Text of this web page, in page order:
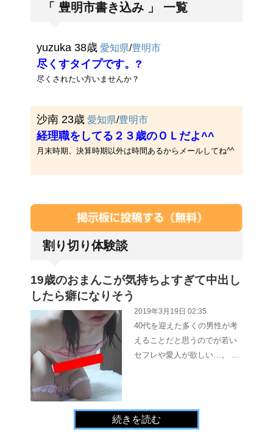
「 豊明市書き込み 」 一覧
yuzuka 38歳 愛知県/豊明市
尽くすタイプです。?
尽くされたい方いませんか？
沙南 23歳 愛知県/豊明市
経理職をしてる２３歳のＯＬだよ^^
月末時期、決算時期以外は時間あるからメールしてね^^
割り切り体験談
19歳のおまんこが気持ちよすぎて中出し
したら癖になりそう
2019年3月19日 02:35
40代を迎えた多くの男性が考
えることだと思うのでが若い
セフレや愛人が欲しい…。 …
続きを読む